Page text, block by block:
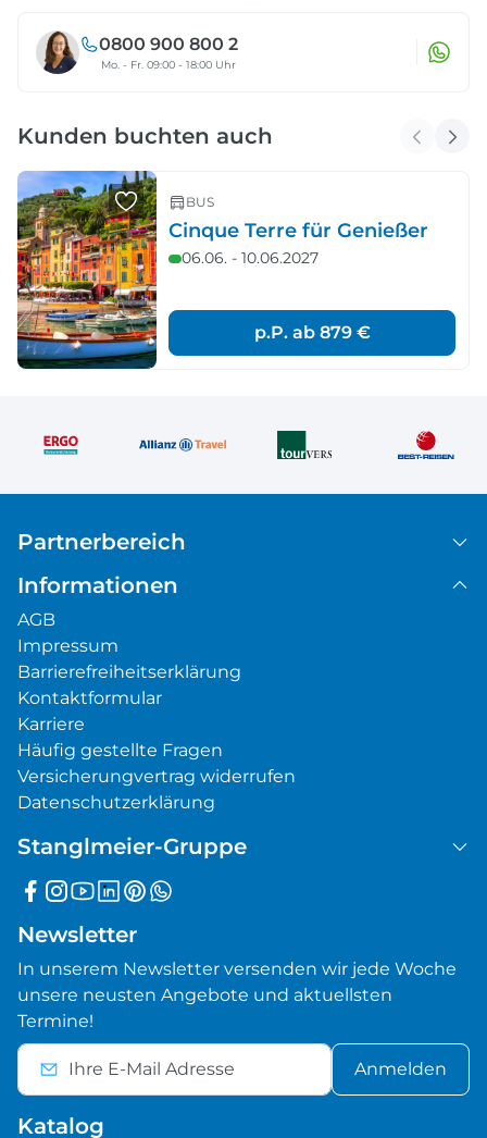
0800 900 800 2
Mo. - Fr. 09:00 - 18:00 Uhr
Kunden buchten auch
BUS
Cinque Terre für Genießer
06.06. - 10.06.2027
p.P. ab 879 €
Partnerbereich
Informationen
AGB
Impressum
Barrierefreiheitserklärung
Kontaktformular
Karriere
Häufig gestellte Fragen
Versicherungvertrag widerrufen
Datenschutzerklärung
Stanglmeier-Gruppe
Newsletter
In unserem Newsletter versenden wir jede Woche
unsere neusten Angebote und aktuellsten
Termine!
Anmelden
Katalog